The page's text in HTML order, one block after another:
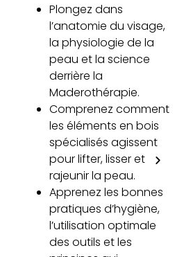
Plongez dans
l’anatomie du visage,
la physiologie de la
peau et la science
derrière la
Maderothérapie.
Comprenez comment
les éléments en bois
spécialisés agissent
pour lifter, lisser et
rajeunir la peau.
Apprenez les bonnes
pratiques d’hygiène,
l’utilisation optimale
des outils et les